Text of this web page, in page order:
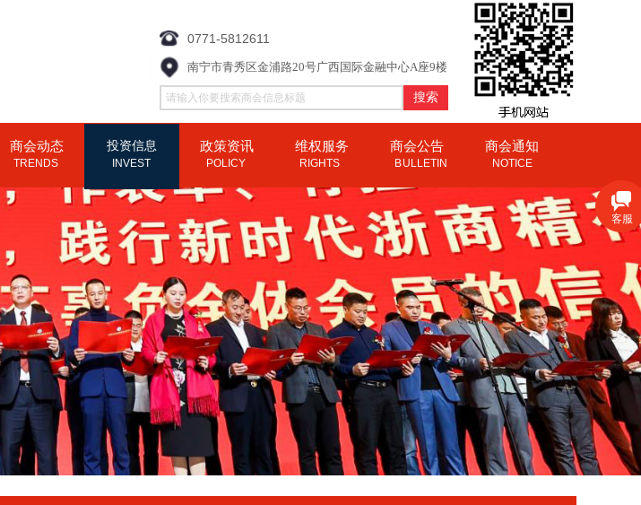
搜索
0771-5812611
南宁市青秀区金浦路20号广西国际金融中心A座9楼
商会动态 投资信息 政策资讯 维权服务 商会公告 商会通知
TRENDS INVEST POLICY RIGHTS BULLETIN NOTICE
客服